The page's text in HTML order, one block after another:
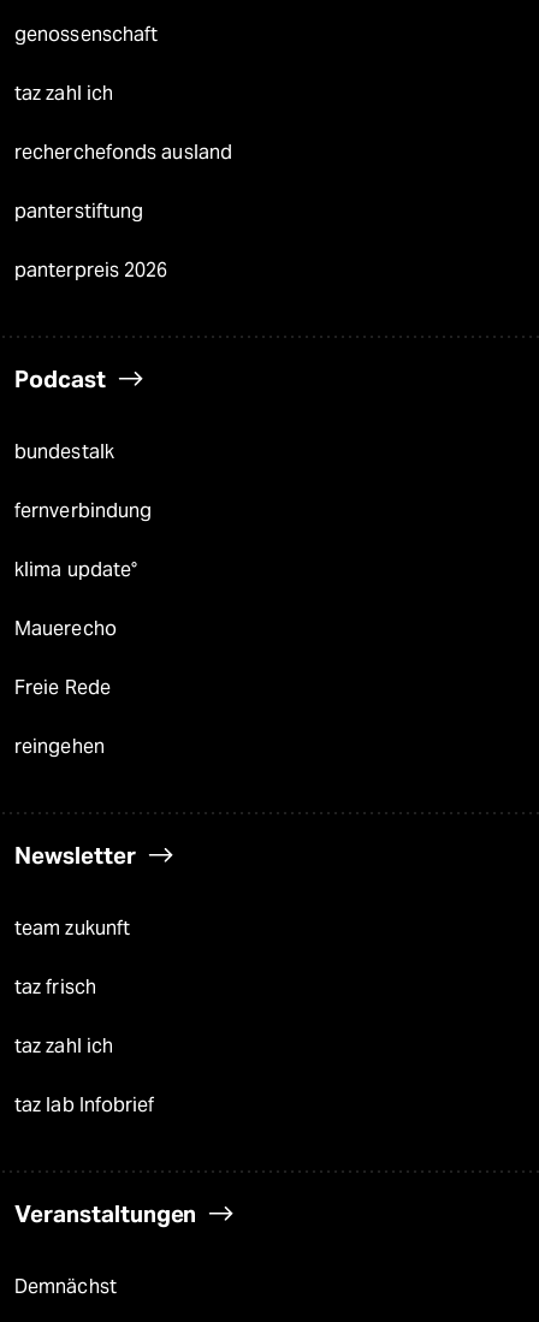
genossenschaft
taz zahl ich
recherchefonds ausland
panterstiftung
panterpreis 2026
Podcast
bundestalk
fernverbindung
klima update°
Mauerecho
Freie Rede
reingehen
Newsletter
team zukunft
taz frisch
taz zahl ich
taz lab Infobrief
Veranstaltungen
Demnächst